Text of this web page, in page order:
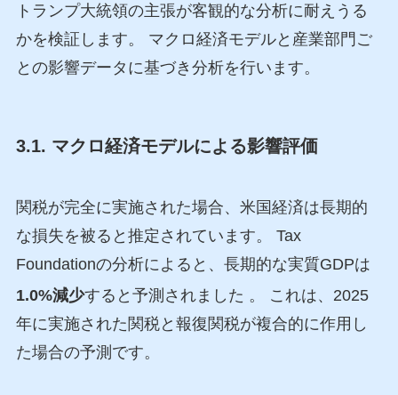
トランプ大統領の主張が客観的な分析に耐えうる
かを検証します。 マクロ経済モデルと産業部門ご
との影響データに基づき分析を行います。
3.1. マクロ経済モデルによる影響評価
関税が完全に実施された場合、米国経済は長期的
な損失を被ると推定されています。 Tax
Foundationの分析によると、長期的な実質GDPは
1.0%減少すると予測されました 。 これは、2025
年に実施された関税と報復関税が複合的に作用し
た場合の予測です。